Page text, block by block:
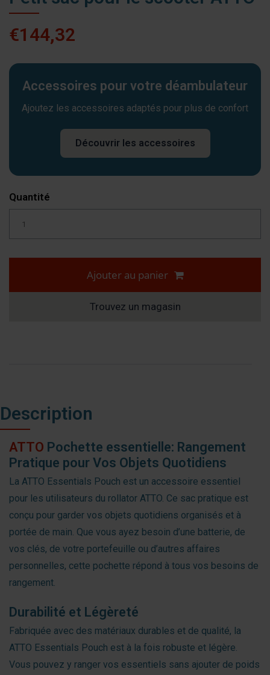
€144,32
Accessoires pour votre déambulateur
Ajoutez les accessoires adaptés pour plus de confort
Découvrir les accessoires
Quantité
Ajouter au panier
Trouvez un magasin
Description
ATTO Pochette essentielle: Rangement
Pratique pour Vos Objets Quotidiens
La ATTO Essentials Pouch est un accessoire essentiel
pour les utilisateurs du rollator ATTO. Ce sac pratique est
conçu pour garder vos objets quotidiens organisés et à
portée de main. Que vous ayez besoin d’une batterie, de
vos clés, de votre portefeuille ou d’autres affaires
personnelles, cette pochette répond à tous vos besoins de
rangement.
Durabilité et Légèreté
Fabriquée avec des matériaux durables et de qualité, la
ATTO Essentials Pouch est à la fois robuste et légère.
Vous pouvez y ranger vos essentiels sans ajouter de poids